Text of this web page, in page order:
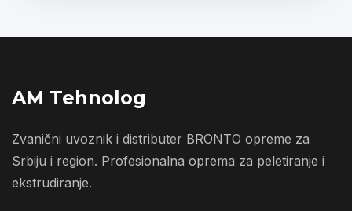
AM Tehnolog
Zvanični uvoznik i distributer BRONTO opreme za
Srbiju i region. Profesionalna oprema za peletiranje i
ekstrudiranje.